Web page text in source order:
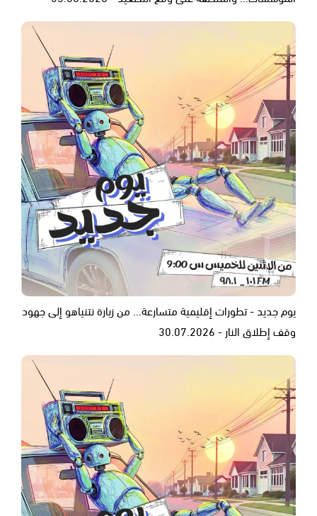
يوم جديد - تطورات إقليمية متسارعة... من زيارة نتنياهو إلى جهود
وقف إطلاق النار - 30.07.2026